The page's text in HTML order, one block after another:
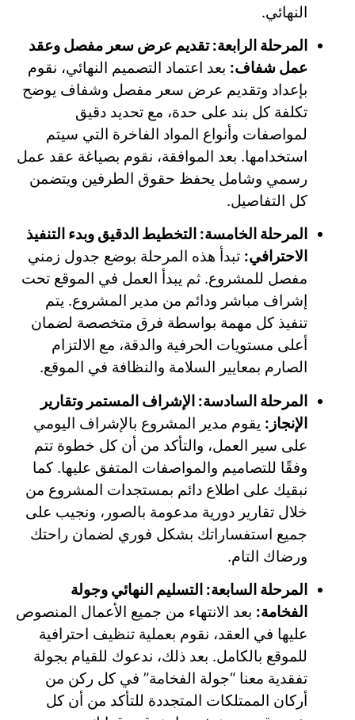
النهائي.
المرحلة الرابعة: تقديم عرض سعر مفصل وعقد
عمل شفاف: بعد اعتماد التصميم النهائي، نقوم
بإعداد وتقديم عرض سعر مفصل وشفاف يوضح
تكلفة كل بند على حدة، مع تحديد دقيق
لمواصفات وأنواع المواد الفاخرة التي سيتم
استخدامها. بعد الموافقة، نقوم بصياغة عقد عمل
رسمي وشامل يحفظ حقوق الطرفين ويتضمن
كل التفاصيل.
المرحلة الخامسة: التخطيط الدقيق وبدء التنفيذ
الاحترافي: تبدأ هذه المرحلة بوضع جدول زمني
مفصل للمشروع. ثم يبدأ العمل في الموقع تحت
إشراف مباشر ودائم من مدير المشروع. يتم
تنفيذ كل مهمة بواسطة فرق متخصصة لضمان
أعلى مستويات الحرفية والدقة، مع الالتزام
الصارم بمعايير السلامة والنظافة في الموقع.
المرحلة السادسة: الإشراف المستمر وتقارير
الإنجاز: يقوم مدير المشروع بالإشراف اليومي
على سير العمل، والتأكد من أن كل خطوة تتم
وفقًا للتصاميم والمواصفات المتفق عليها. كما
نبقيك على اطلاع دائم بمستجدات المشروع من
خلال تقارير دورية مدعومة بالصور، ونجيب على
جميع استفساراتك بشكل فوري لضمان راحتك
ورضاك التام.
المرحلة السابعة: التسليم النهائي وجولة
الفخامة: بعد الانتهاء من جميع الأعمال المنصوص
عليها في العقد، نقوم بعملية تنظيف احترافية
للموقع بالكامل. بعد ذلك، ندعوك للقيام بجولة
تفقدية معنا “جولة الفخامة” في كل ركن من
أركان الممتلكات المتجددة للتأكد من أن كل